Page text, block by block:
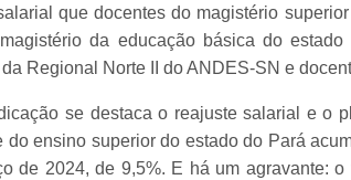
que docentes do magistério
da educação básica do estado
Regional Norte II do ANDES-SN e
se destaca o reajuste salarial e o
ensino superior do estado do Pará
de 2024, de 9,5%. E há um agravante: o